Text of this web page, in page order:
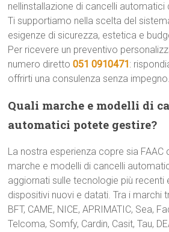
nellinstallazione di cancelli
Ti supportiamo nella scelta del
esigenze di sicurezza, estetica e
Per ricevere un preventivo
numero diretto051 0910471:
offrirti una consulenza senza impegno.
Quali marche e modelli di
automatici potete gestire?
La nostra esperienza copre sia FAAC
marche e modelli di cancelli
aggiornati sulle tecnologie più recenti
dispositivi nuovi e datati. Tra i marchi
BFT, CAME, NICE, APRIMATIC, Sea,
Telcoma, Somfy, Cardin, Casit, Tau,